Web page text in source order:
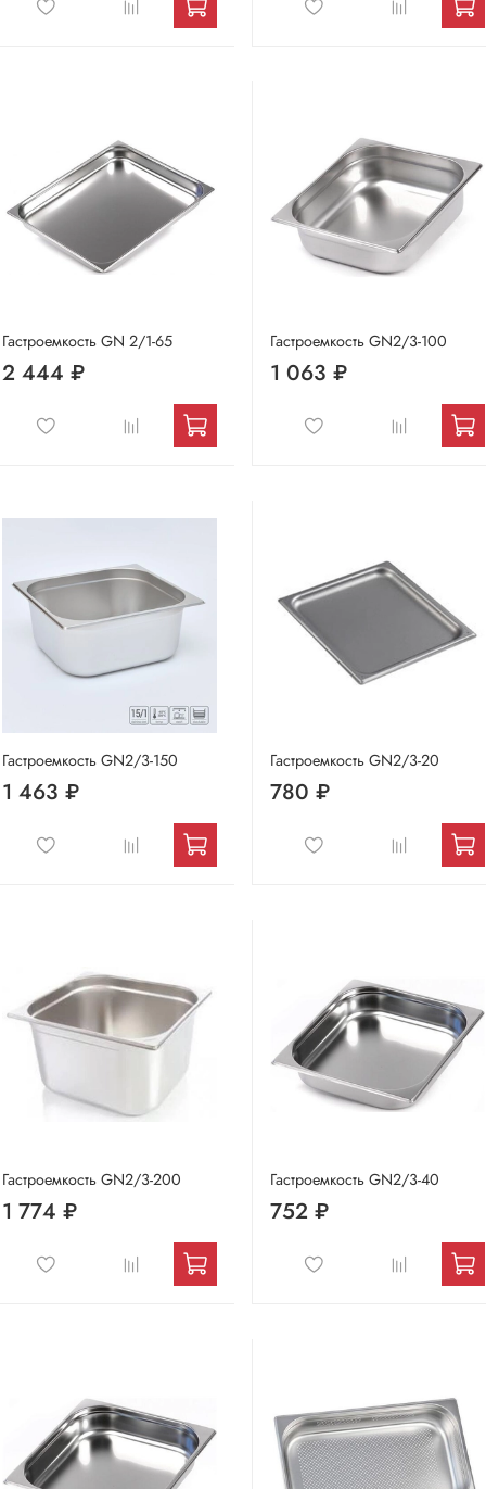
Гастроемкость GN 2/1-65
2 444 ₽
Гастроемкость GN2/3-100
1 063 ₽
Гастроемкость GN2/3-150
1 463 ₽
Гастроемкость GN2/3-20
780 ₽
Гастроемкость GN2/3-200
1 774 ₽
Гастроемкость GN2/3-40
752 ₽